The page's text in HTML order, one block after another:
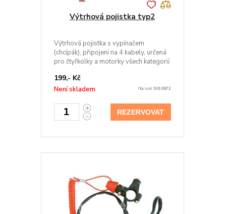
Výtrhová pojistka typ2
Výtrhová pojistka s vypínačem
(chcípák), připojení na 4 kabely, určená
pro čtyřkolky a motorky všech kategorií
199,- Kč
Není skladem Obj. kód: 5010872
REZERVOVAT